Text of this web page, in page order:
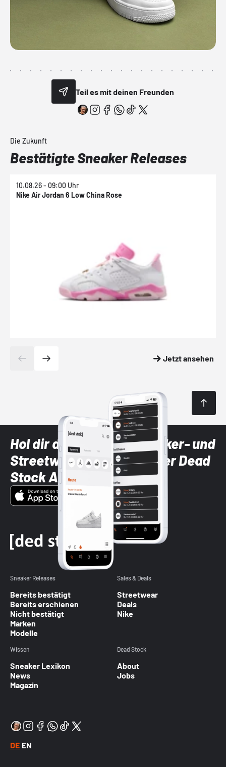
Teil es mit deinen Freunden
Die Zukunft
Bestätigte Sneaker Releases
10.08.26 - 09:00 Uhr
Nike Air Jordan 6 Low China Rose
Jetzt ansehen
Hol dir die neuesten Sneaker- und
Streetwear-Brands mit der Dead
Stock App
Sneaker Releases
Bereits bestätigt
Bereits erschienen
Nicht bestätigt
Marken
Modelle
Sales & Deals
Streetwear
Deals
Nike
Wissen
Sneaker Lexikon
News
Magazin
Dead Stock
About
Jobs
DE EN